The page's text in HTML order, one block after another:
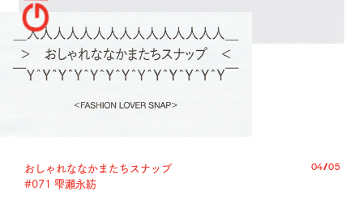
05/05
05/05
05/05
05/05
Localist 的 ニッチアドレス
“KYOTO” vol.08
05/05